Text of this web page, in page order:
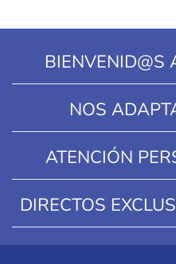
BIENVENID@S
NOS
ATENCIÓN
DIRECTOS